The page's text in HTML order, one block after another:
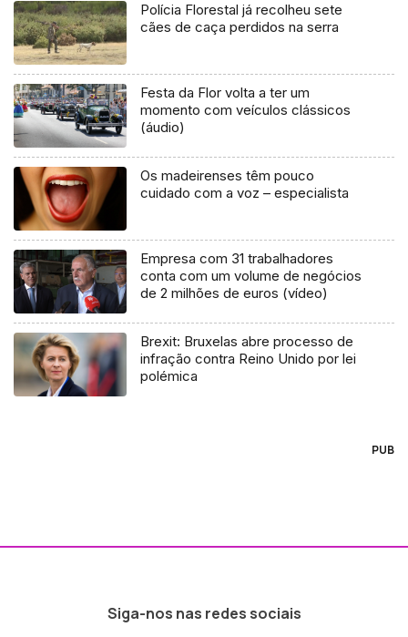
Polícia Florestal já recolheu sete
cães de caça perdidos na serra
Festa da Flor volta a ter um
momento com veículos clássicos
(áudio)
Os madeirenses têm pouco
cuidado com a voz – especialista
Empresa com 31 trabalhadores
conta com um volume de negócios
de 2 milhões de euros (vídeo)
Brexit: Bruxelas abre processo de
infração contra Reino Unido por lei
polémica
PUB
Siga-nos nas redes sociais